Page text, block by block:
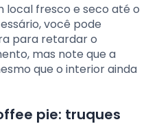
local fresco e seco até o
você pode
para retardar o
mas note que a
que o interior ainda
pie: truques